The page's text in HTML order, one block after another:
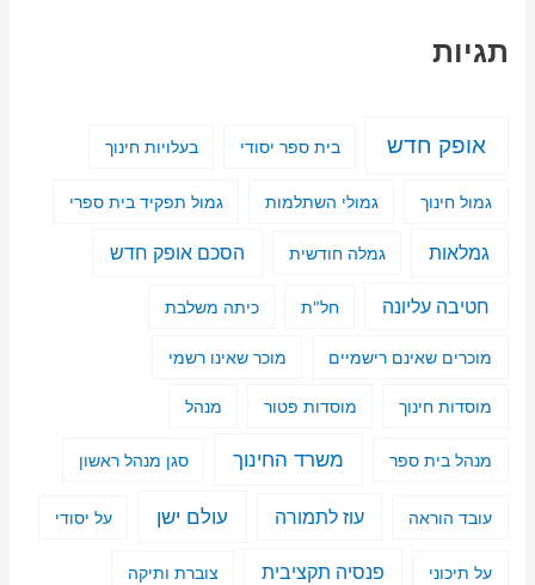
תגיות
אופק חדש בית ספר יסודי בעלויות חינוך
גמול חינוך גמולי השתלמות גמול תפקיד בית ספרי
גמלאות גמלה חודשית הסכם אופק חדש
חטיבה עליונה חל"ת כיתה משלבת
מוכרים שאינם רישמיים מוכר שאינו רשמי
מוסדות חינוך מוסדות פטור מנהל
מנהל בית ספר משרד החינוך סגן מנהל ראשון
עובד הוראה עוז לתמורה עולם ישן על יסודי
על תיכוני פנסיה תקציבית צוברת ותיקה